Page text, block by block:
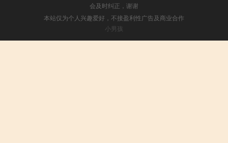
会及时纠正，谢谢
本站仅为个人兴趣爱好，不接盈利性广告及商业合作
小男孩